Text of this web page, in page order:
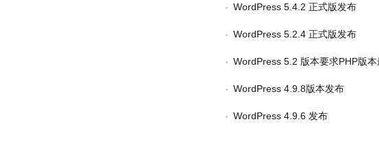
WordPress 5.4.2 正式版发布
WordPress 5.2.4 正式版发布
WordPress 5.2 版本要求PHP版
WordPress 4.9.8版本发布
WordPress 4.9.6 发布